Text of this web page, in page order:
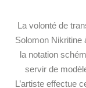
La volonté de
Solomon Nikritine
la notation
servir de
L’artiste effectue